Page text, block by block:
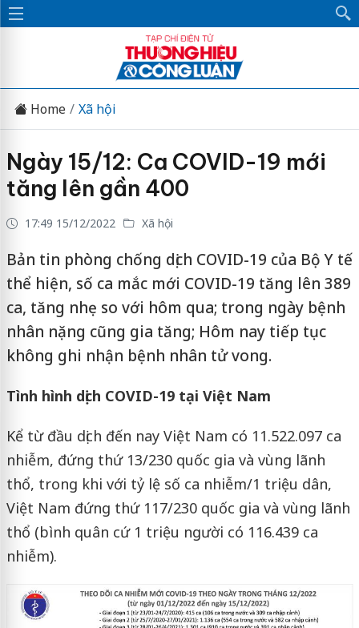
Home Xã hội
Ngày 15/12: Ca COVID-19 mới
tăng lên gần 400
17:49 15/12/2022 Xã hội
Bản tin phòng chống dịch COVID-19 của Bộ Y tế
thể hiện, số ca mắc mới COVID-19 tăng lên 389
ca, tăng nhẹ so với hôm qua; trong ngày bệnh
nhân nặng cũng gia tăng; Hôm nay tiếp tục
không ghi nhận bệnh nhân tử vong.
Tình hình dịch COVID-19 tại Việt Nam
Kể từ đầu dịch đến nay Việt Nam có 11.522.097 ca
nhiễm, đứng thứ 13/230 quốc gia và vùng lãnh
thổ, trong khi với tỷ lệ số ca nhiễm/1 triệu dân,
Việt Nam đứng thứ 117/230 quốc gia và vùng lãnh
thổ (bình quân cứ 1 triệu người có 116.439 ca
nhiễm).